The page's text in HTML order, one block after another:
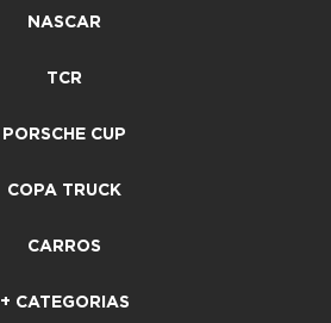
NASCAR
TCR
PORSCHE CUP
COPA TRUCK
CARROS
+ CATEGORIAS